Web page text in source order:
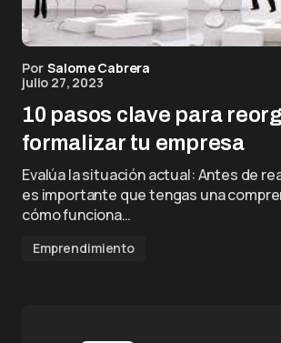
Por Salome Cabrera
julio 27, 2023
10 pasos clave para
formalizar tu empresa
Evalúa la situación actual: Antes de
es importante que tengas una
cómo funciona…
Emprendimiento